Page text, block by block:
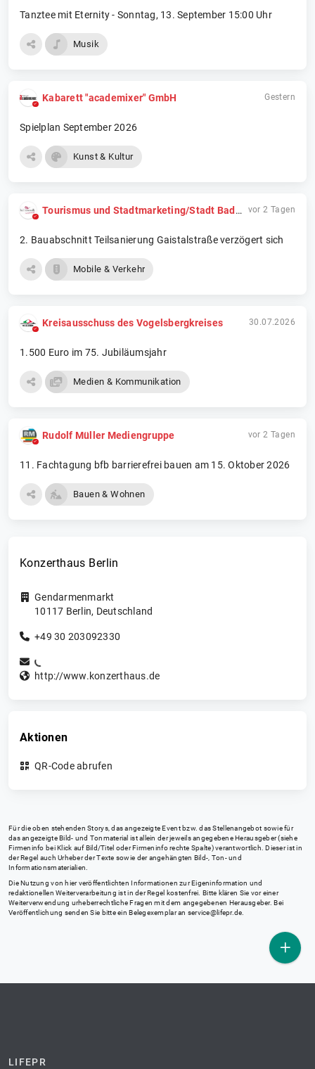
Tanztee mit Eternity - Sonntag, 13. September 15:00 Uhr
Musik
Kabarett "academixer" GmbH Gestern
Spielplan September 2026
Kunst & Kultur
Tourismus und Stadtmarketing/Stadt Bad Herrenalb vor 2 Tagen
2. Bauabschnitt Teilsanierung Gaistalstraße verzögert sich
Mobile & Verkehr
Kreisausschuss des Vogelsbergkreises 30.07.2026
1.500 Euro im 75. Jubiläumsjahr
Medien & Kommunikation
Rudolf Müller Mediengruppe vor 2 Tagen
11. Fachtagung bfb barrierefrei bauen am 15. Oktober 2026
Bauen & Wohnen
Konzerthaus Berlin
Gendarmenmarkt
10117 Berlin, Deutschland
+49 30 203092330
http://www.konzerthaus.de
Aktionen
QR-Code abrufen
Für die oben stehenden Storys, das angezeigte Event bzw. das Stellenangebot sowie für
das angezeigte Bild- und Tonmaterial ist allein der jeweils angegebene Herausgeber (siehe
Firmeninfo bei Klick auf Bild/Titel oder Firmeninfo rechte Spalte) verantwortlich. Dieser ist in
der Regel auch Urheber der Texte sowie der angehängten Bild-, Ton- und
Informationsmaterialien.
Die Nutzung von hier veröffentlichten Informationen zur Eigeninformation und
redaktionellen Weiterverarbeitung ist in der Regel kostenfrei. Bitte klären Sie vor einer
Weiterverwendung urheberrechtliche Fragen mit dem angegebenen Herausgeber. Bei
Veröffentlichung senden Sie bitte ein Belegexemplar an service@lifepr.de
LIFEPR